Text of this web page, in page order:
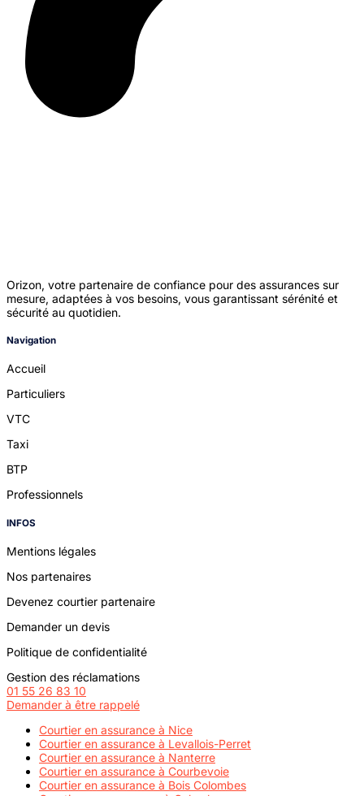
Orizon, votre partenaire de confiance pour des assurances sur
mesure, adaptées à vos besoins, vous garantissant sérénité et
sécurité au quotidien.
Navigation
Accueil
Particuliers
VTC
Taxi
BTP
Professionnels
INFOS
Mentions légales
Nos partenaires
Devenez courtier partenaire
Demander un devis
Politique de confidentialité
Gestion des réclamations
01 55 26 83 10
Demander à être rappelé
Courtier en assurance à Nice
Courtier en assurance à Levallois-Perret
Courtier en assurance à Nanterre
Courtier en assurance à Courbevoie
Courtier en assurance à Bois Colombes